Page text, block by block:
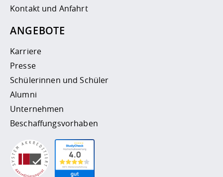
Kontakt und Anfahrt
ANGEBOTE
Karriere
Presse
Schülerinnen und Schüler
Alumni
Unternehmen
Beschaffungsvorhaben